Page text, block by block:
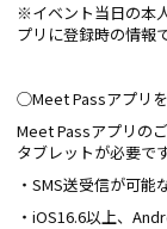
※イベント当日の本
プリに登録時の情報
◯Meet Passアプリ
Meet Passアプリの
タブレットが必要で
・SMS送受信が可能
・iOS16.6以上、